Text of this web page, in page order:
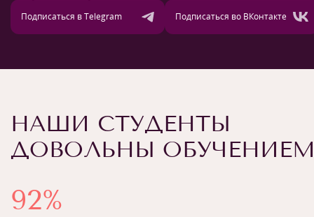
Подписаться в Telegram Подписаться во ВКонтакте
НАШИ СТУДЕНТЫ
ДОВОЛЬНЫ
92%